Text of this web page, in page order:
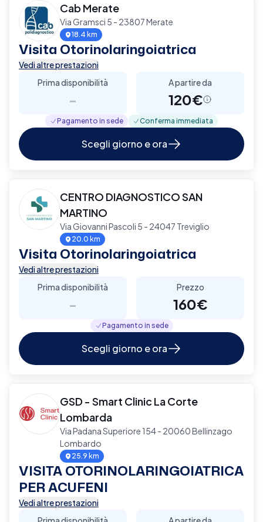
Cab Merate
Via Gramsci 5 - 23807 Merate
18.4 km
Visita Otorinolaringoiatrica
Vedi altre prestazioni
Prima disponibilità
-
A partire da
120€
Pagamento in sede Conferma immediata
Scegli giorno e ora
CENTRO DIAGNOSTICO SAN
MARTINO
Via Giovanni Pascoli 5 - 24047 Treviglio
20.0 km
Visita Otorinolaringoiatrica
Vedi altre prestazioni
Prima disponibilità
-
Prezzo
160€
Pagamento in sede
Scegli giorno e ora
GSD - Smart Clinic La Corte
Lombarda
Via Padana Superiore 154 - 20060 Bellinzago
Lombardo
25.9 km
VISITA OTORINOLARINGOIATRICA
PER ACUFENI
Vedi altre prestazioni